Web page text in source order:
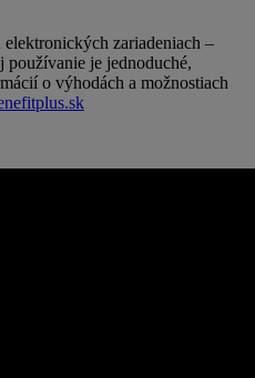
zariadeniach –
používanie je jednoduché,
o výhodách a možnostiach